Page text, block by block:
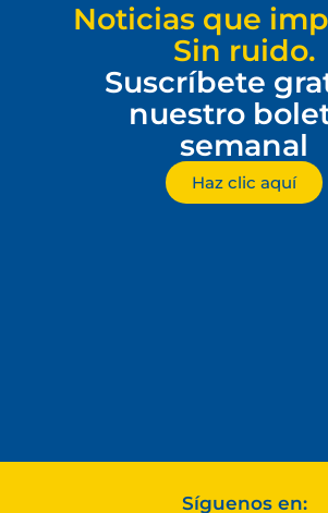
Noticias que
Sin ruido.
Suscríbete
nuestro
semanal
Haz clic aquí
Síguenos en: